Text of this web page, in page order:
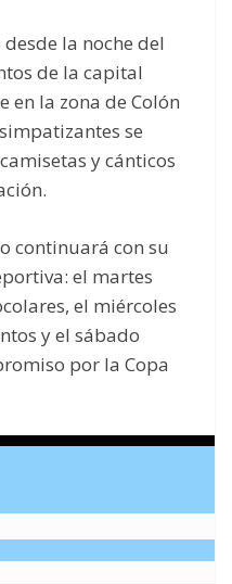
la noche del
de la capital
en la zona de Colón
se
y cánticos
continuará con su
el martes
el miércoles
y el sábado
por la Copa